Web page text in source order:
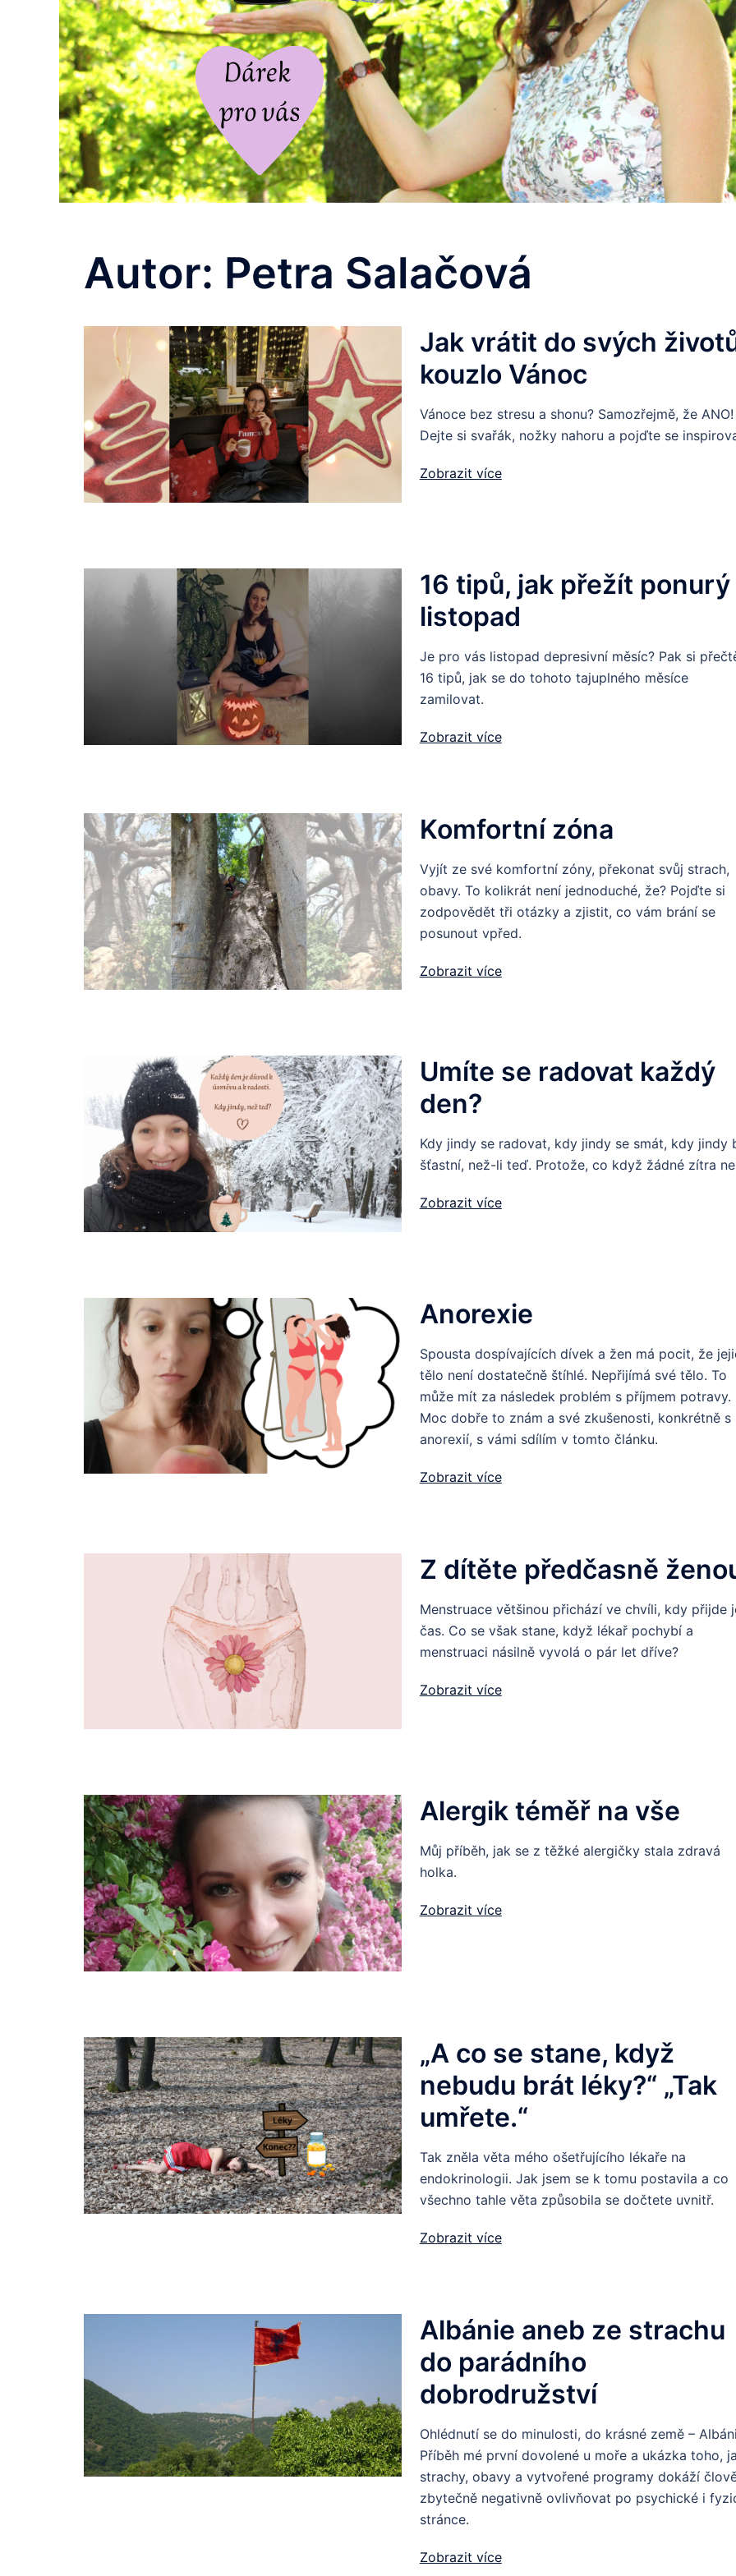
Autor: Petra Salačová
Jak vrátit do svých
kouzlo Vánoc
Vánoce bez stresu a shonu? Samozřejmě, že ANO!
Dejte si svařák, nožky nahoru a pojďte se
Zobrazit více
16 tipů, jak přežít ponurý
listopad
Je pro vás listopad depresivní měsíc? Pak si
16 tipů, jak se do tohoto tajuplného měsíce
zamilovat.
Zobrazit více
Komfortní zóna
Vyjít ze své komfortní zóny, překonat svůj strach,
obavy. To kolikrát není jednoduché, že? Pojďte si
zodpovědět tři otázky a zjistit, co vám brání se
posunout vpřed.
Zobrazit více
Umíte se radovat každý
den?
Kdy jindy se radovat, kdy jindy se smát, kdy jindy
šťastní, než-li teď. Protože, co když žádné zítra
Zobrazit více
Anorexie
Spousta dospívajících dívek a žen má pocit, že
tělo není dostatečně štíhlé. Nepřijímá své tělo. To
může mít za následek problém s příjmem potravy.
Moc dobře to znám a své zkušenosti, konkrétně s
anorexií, s vámi sdílím v tomto článku.
Zobrazit více
Z dítěte předčasně
Menstruace většinou přichází ve chvíli, kdy přijde
čas. Co se však stane, když lékař pochybí a
menstruaci násilně vyvolá o pár let dříve?
Zobrazit více
Alergik téměř na vše
Můj příběh, jak se z těžké alergičky stala zdravá
holka.
Zobrazit více
„A co se stane, když
nebudu brát léky?“ „Tak
umřete.“
Tak zněla věta mého ošetřujícího lékaře na
endokrinologii. Jak jsem se k tomu postavila a co
všechno tahle věta způsobila se dočtete uvnitř.
Zobrazit více
Albánie aneb ze strachu
do parádního
dobrodružství
Ohlédnutí se do minulosti, do krásné země –
Příběh mé první dovolené u moře a ukázka toho,
strachy, obavy a vytvořené programy dokáží
zbytečně negativně ovlivňovat po psychické i
stránce.
Zobrazit více